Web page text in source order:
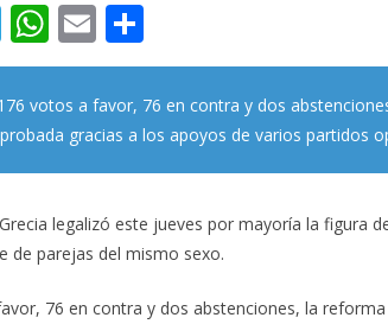
T
el
e
gr
a
m
W
h
at
s
A
p
p
E
m
ai
l
o
m
p
ar
ti
r
votos a favor, 76 en contra y dos
gracias a los apoyos de varios partidos
legalizó este jueves por mayoría la figura
de parejas del mismo sexo.
76 en contra y dos abstenciones, la